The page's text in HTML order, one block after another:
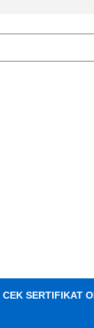
CEK SERTIFIKAT